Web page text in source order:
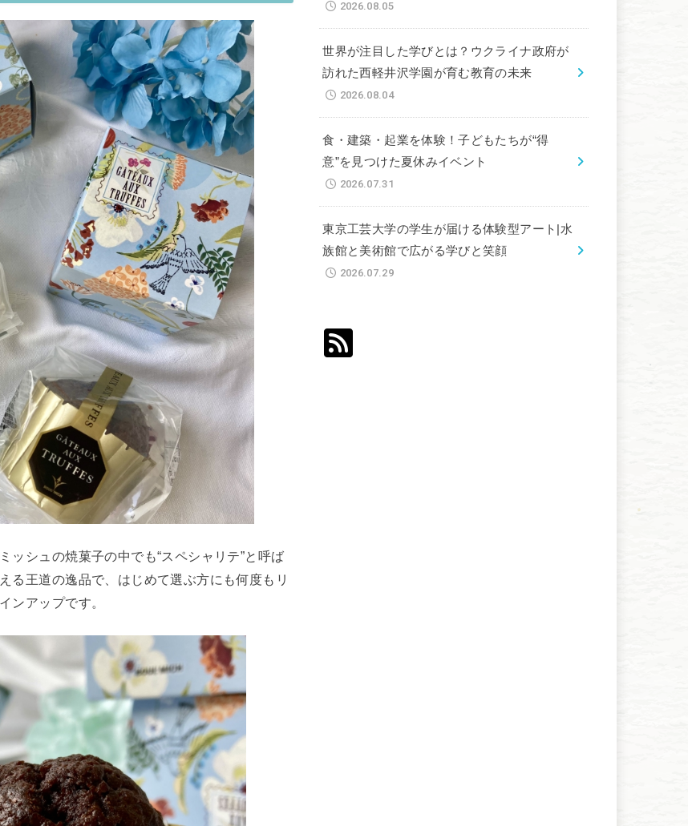
ッシュの焼菓子の中でも“スペシャリテ”と呼ば
る王道の逸品で、はじめて選ぶ方にも何度もリ
ンアップです。
2026.08.05
世界が注目した学びとは？ウクライナ政府が
訪れた西軽井沢学園が育む教育の未来
2026.08.04
食・建築・起業を体験！子どもたちが“得
意”を見つけた夏休みイベント
2026.07.31
東京工芸大学の学生が届ける体験型アート|水
族館と美術館で広がる学びと笑顔
2026.07.29